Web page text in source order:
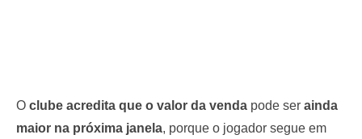
O clube acredita que o valor da venda pode ser ainda
maior na próxima janela, porque o jogador segue em